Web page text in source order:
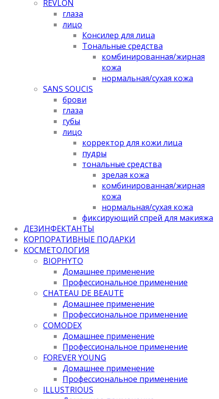
REVLON
глаза
лицо
Консилер для лица
Тональные средства
комбинированная/жирная
кожа
нормальная/cухая кожа
SANS SOUCIS
брови
глаза
губы
лицо
корректор для кожи лица
пудры
тональные средства
зрелая кожа
комбинированная/жирная
кожа
нормальная/cухая кожа
фиксирующий спрей для макияжа
ДЕЗИНФЕКТАНТЫ
КОРПОРАТИВНЫЕ ПОДАРКИ
КОСМЕТОЛОГИЯ
BIOPHYTO
Домашнее применение
Профессиональное применение
CHATEAU DE BEAUTE
Домашнее применение
Профессиональное применение
COMODEX
Домашнее применение
Профессиональное применение
FOREVER YOUNG
Домашнее применение
Профессиональное применение
ILLUSTRIOUS